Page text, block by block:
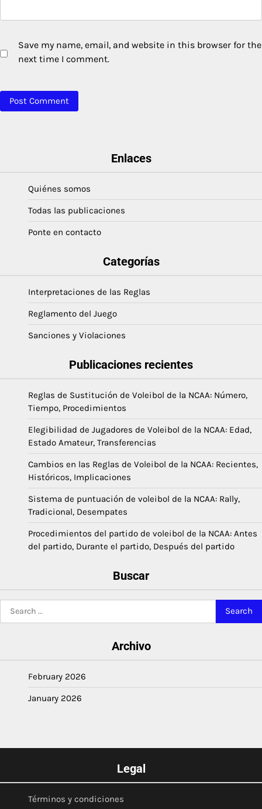
Save my name, email, and website in this browser for the
next time I comment.
Enlaces
Quiénes somos
Todas las publicaciones
Ponte en contacto
Categorías
Interpretaciones de las Reglas
Reglamento del Juego
Sanciones y Violaciones
Publicaciones recientes
Reglas de Sustitución de Voleibol de la NCAA: Número,
Tiempo, Procedimientos
Elegibilidad de Jugadores de Voleibol de la NCAA: Edad,
Estado Amateur, Transferencias
Cambios en las Reglas de Voleibol de la NCAA: Recientes,
Históricos, Implicaciones
Sistema de puntuación de voleibol de la NCAA: Rally,
Tradicional, Desempates
Procedimientos del partido de voleibol de la NCAA: Antes
del partido, Durante el partido, Después del partido
Buscar
Search
for:
Archivo
February 2026
January 2026
Legal
Términos y condiciones